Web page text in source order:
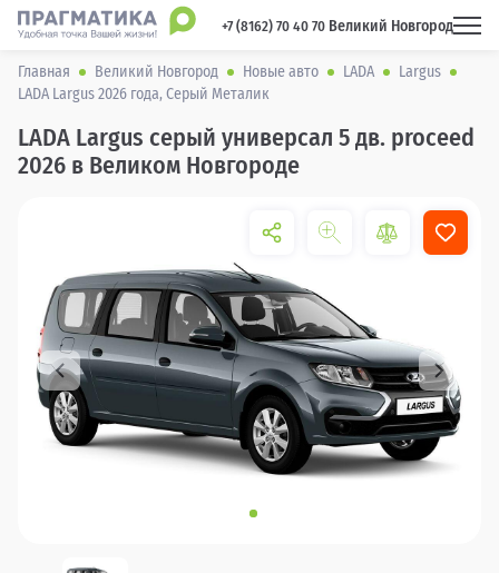
+7 (8162) 70 40 70 Великий Новгород
Главная Великий Новгород Новые авто LADA
Largus
LADA Largus 2026 года, Серый Металик
LADA Largus серый универсал 5 дв. proceed
2026 в Великом Новгороде